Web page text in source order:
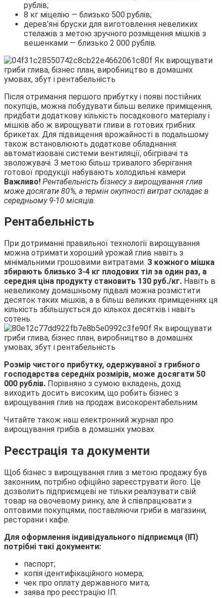
рублів;
8 кг міцелію — близько 500 рублів;
дерев’яні бруски для виготовлення невеликих
стелажів з метою зручного розміщення мішків з
вешенками — близько 2 000 рублів.
Після отримання першого прибутку і появі постійних
покупців, можна побудувати більш велике приміщення,
придбати додаткову кількість посадкового матеріалу і
мішків або ж вирощувати гливи в готових грибних
брикетах. Для підвищення врожайності в подальшому
також встановлюють додаткове обладнання:
автоматизовані системи вентиляції, обігрівачі та
зволожувачі. З метою більш тривалого зберігання
готової продукції набувають холодильні камери.
Важливо! Рентабельність бізнесу з вирощування глив
може досягати 80%, а термін окупності витрат складає в
середньому 9-10 місяців.
Рентабельність
При дотриманні правильної технології вирощування
можна отримати хороший урожай глив навіть з
мінімальними грошовими витратами. З кожного мішка
збирають близько 3-4 кг плодових тіл за один раз, а
середня ціна продукту становить 130 руб./кг. Навіть в
невеликому домашньому підвалі можна розмістити
десяток таких мішків, а в більш великих приміщеннях ця
кількість збільшується до кількох десятків і навіть
сотень.
Розмір чистого прибутку, одержуваної з грибного
господарства середніх розмірів, може досягати 50
000 рублів. Порівняно з сумою вкладень, дохід
виходить досить високим, що робить бізнес з
вирощування глив на продаж високорентабельним.
Читайте також наш електронний журнал про
вирощування грибів в домашніх умовах.
Реєстрація та документи
Щоб бізнес з вирощування глив з метою продажу був
законним, потрібно офіційно зареєструвати його. Це
дозволить підприємцеві не тільки реалізувати свій
товар на овочевому ринку, але й співпрацювати з
оптовими покупцями, поставляючи гриби в магазини,
ресторани і кафе.
Для оформлення індивідуального підприємця (ІП)
потрібні такі документи:
паспорт;
копія ідентифікаційного номера;
чек про оплату державного мита;
заява про реєстрацію ІП.